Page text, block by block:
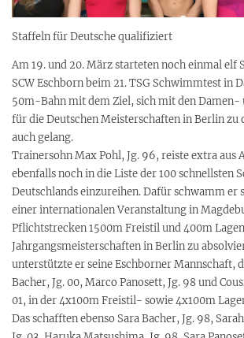
Staffeln für Deutsche qualifiziert
Am 19. und 20. März starteten noch einmal elf
SCW Eschborn beim 21. TSG Schwimmtest in
50m-Bahn mit dem Ziel, sich mit den
für die Deutschen Meisterschaften in Berlin zu
auch gelang.
Trainersohn Max Pohl, Jg. 96, reiste extra aus
ebenfalls noch in die Liste der 100 schnellsten
Deutschlands einzureihen. Dafür schwamm er
einer internationalen Veranstaltung in
Pflichtstrecken 1500m Freistil und 400m
Jahrgangsmeisterschaften in Berlin zu
unterstützte er seine Eschborner Mannschaft,
Bacher, Jg. 00, Marco Panosett, Jg. 98 und
01, in der 4x100m Freistil- sowie 4x100m
Das schafften ebenso Sara Bacher, Jg. 98,